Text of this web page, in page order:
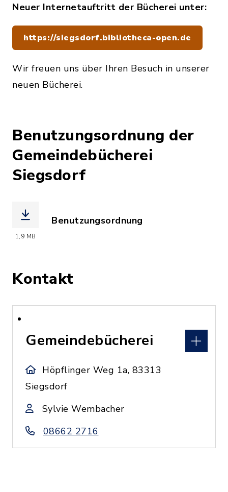
Neuer Internetauftritt der Bücherei unter:
https://siegsdorf.bibliotheca-open.de
Wir freuen uns über Ihren Besuch in unserer
neuen Bücherei.
Benutzungsordnung der
Gemeindebücherei
Siegsdorf
1,9 MB
Benutzungsordnung
Kontakt
Gemeindebücherei
Höpflinger Weg 1a, 83313
Siegsdorf
Sylvie Wembacher
08662 2716